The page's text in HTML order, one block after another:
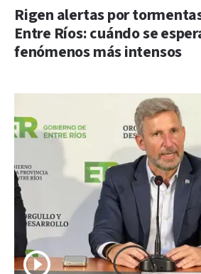
Rigen alertas por
Entre Ríos: cuándo se
fenómenos más intensos